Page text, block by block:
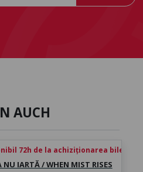
AUCH
72h de la achiziționarea biletului
NU IARTĂ / WHEN MIST RISES